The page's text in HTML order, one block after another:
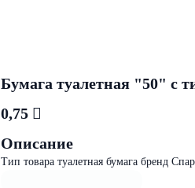
Бумага туалетная "50" с
0,75 
Описание
Тип товара туалетная бумага бренд